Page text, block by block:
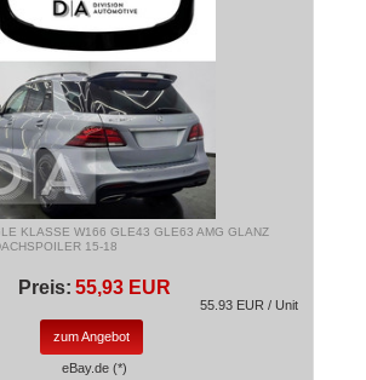
KLASSE W166 GLE43 GLE63 AMG GLANZ
15-18
Preis: 55,93 EUR
55.93 EUR / Unit
zum Angebot
eBay.de (*)